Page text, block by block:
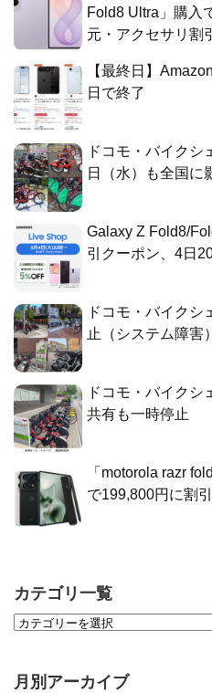
Fold8 Ultra」購入
元・アクセサリ割引
【最終日】
日で終了
ドコモ・バイクシ
日（水）も全国に
Galaxy Z Fold8/
引クーポン、4日
ドコモ・バイクシ
止（システム障害）
ドコモ・バイクシ
共有も一時停止
「motorola razr
で199,800円に割引
カテゴリ一覧
月別アーカイブ